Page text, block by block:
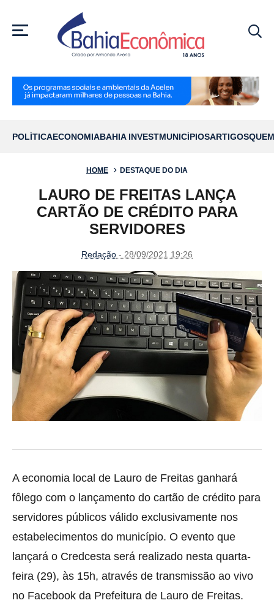
MENU
POLÍTICAECONOMIABAHIA INVESTMUNICÍPIOSARTIGOS
HOME DESTAQUE DO DIA
LAURO DE FREITAS LANÇA
CARTÃO DE CRÉDITO PARA
SERVIDORES
Redação - 28/09/2021 19:26
A economia local de Lauro de Freitas ganhará
fôlego com o lançamento do cartão de crédito para
servidores públicos válido exclusivamente nos
estabelecimentos do município. O evento que
lançará o Credcesta será realizado nesta quarta-
feira (29), às 15h, através de transmissão ao vivo
no Facebook da Prefeitura de Lauro de Freitas.